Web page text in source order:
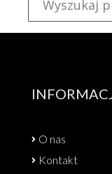
O nas
Kontakt